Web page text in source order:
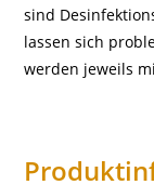
sind
lassen sich
werden jeweils